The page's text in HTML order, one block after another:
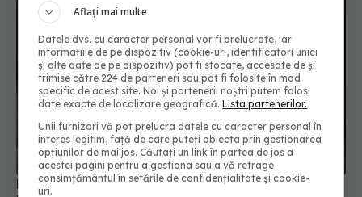
Medicamentele pentru reflux gastric, posibilă
legătură cu riscul de demență și cancer
21 iun 2026, 15:33
Aflați mai multe
Datele dvs. cu caracter personal vor fi prelucrate, iar
informațiile de pe dispozitiv (cookie-uri, identificatori unici
și alte date de pe dispozitiv) pot fi stocate, accesate de și
trimise către 224 de parteneri sau pot fi folosite în mod
specific de acest site. Noi și partenerii noștri putem folosi
date exacte de localizare geografică.Lista partenerilor.
Unii furnizori vă pot prelucra datele cu caracter personal în
interes legitim, față de care puteți obiecta prin gestionarea
opțiunilor de mai jos. Căutați un link în partea de jos a
acestei pagini pentru a gestiona sau a vă retrage
consimțământul în setările de confidențialitate și cookie-
uri.